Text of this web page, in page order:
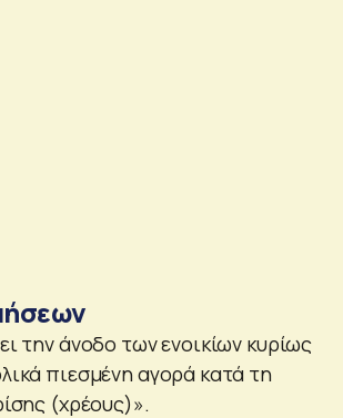
την άνοδο των ενοικίων κυρίως
πιεσμένη αγορά κατά τη
(χρέους)».